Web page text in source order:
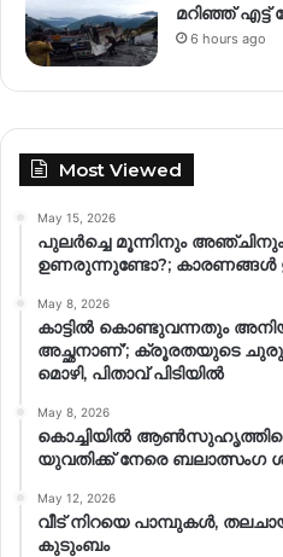
മറിഞ്ഞ് എട്ട്
6 hours ago
Most Viewed
May 15, 2026
പുലർച്ചെ മൂന്നിനും അഞ്ചിനും
ഉണരുന്നുണ്ടോ?; കാരണങ്ങള്‍
May 8, 2026
കാട്ടിൽ കൊണ്ടുവന്നതും
അച്ഛനാണ്’; ക്രൂരതയുടെ
മൊഴി, പിതാവ് പിടിയിൽ
May 8, 2026
കൊച്ചിയിൽ
യുവതിക്ക് നേരെ ബലാത്സംഗ​
May 12, 2026
വീട് നിറയെ പാമ്പുകൾ,
കുടുംബം